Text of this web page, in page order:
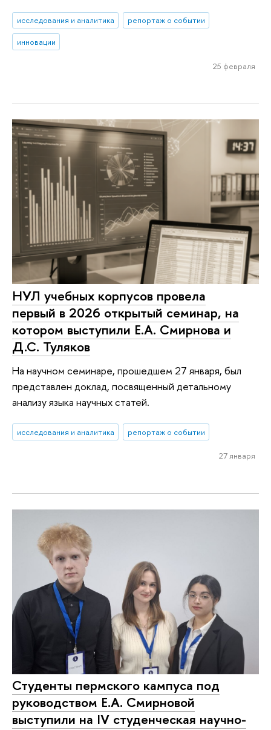
исследования и аналитика
репортаж о событии
инновации
25 февраля
НУЛ учебных корпусов провела
первый в 2026 открытый семинар, на
котором выступили Е.А. Смирнова и
Д.С. Туляков
На научном семинаре, прошедшем 27 января, был
представлен доклад, посвященный детальному
анализу языка научных статей.
исследования и аналитика репортаж о событии
27 января
Студенты пермского кампуса под
руководством Е.А. Смирновой
выступили на IV студенческая научно-